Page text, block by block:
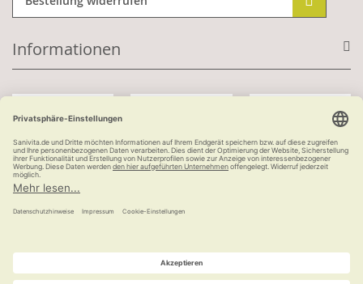
Informationen
Kauf auf Rechnung
versandkostenfrei